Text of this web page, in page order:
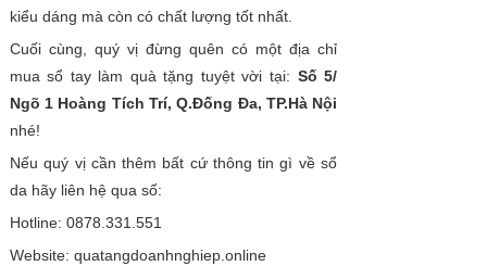
kiểu dáng mà còn có chất lượng tốt nhất.
Cuối cùng, quý vị đừng quên có một địa chỉ
mua sổ tay làm quà tặng tuyệt vời tại: Số 5/
Ngõ 1 Hoàng Tích Trí, Q.Đống Đa, TP.Hà Nội
nhé!
Nếu quý vị cần thêm bất cứ thông tin gì về sổ
da hãy liên hệ qua số:
Hotline: 0878.331.551
Website: quatangdoanhnghiep.online